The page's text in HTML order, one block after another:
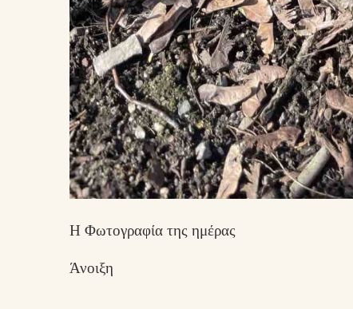
Η Φωτογραφία της ημέρας
Άνοιξη